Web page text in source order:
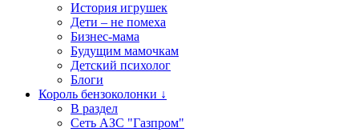
История игрушек
Дети – не помеха
Бизнес-мама
Будущим мамочкам
Детский психолог
Блоги
Король бензоколонки ↓
В раздел
Сеть АЗС "Газпром"